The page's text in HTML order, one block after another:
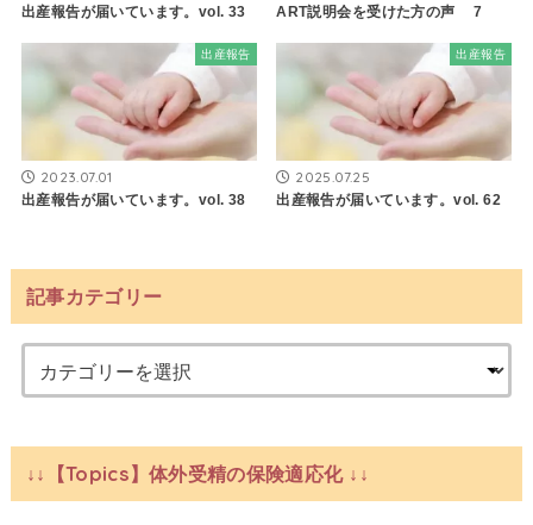
出産報告が届いています。vol. 33 ART説明会を受けた方の声 7
出産報告
2023.07.01
出産報告が届いています。vol. 38
出産報告
2025.07.25
出産報告が届いています。vol. 62
記事カテゴリー
↓↓【Topics】体外受精の保険適応化 ↓↓